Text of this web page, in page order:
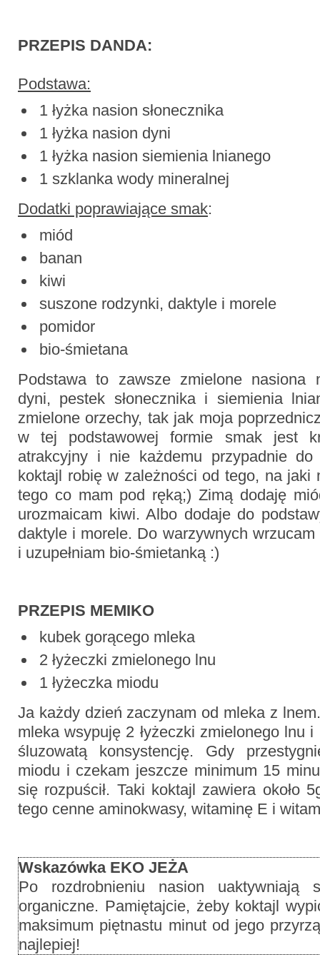
PRZEPIS DANDA:
Podstawa:
1 łyżka nasion słonecznika
1 łyżka nasion dyni
1 łyżka nasion siemienia lnianego
1 szklanka wody mineralnej
Dodatki poprawiające smak:
miód
banan
kiwi
suszone rodzynki, daktyle i morele
pomidor
bio-śmietana
Podstawa to zawsze zmielone nasiona
dyni, pestek słonecznika i siemienia
zmielone orzechy, tak jak moja
w tej podstawowej formie smak jest
atrakcyjny i nie każdemu przypadnie
koktajl robię w zależności od tego, na jaki
tego co mam pod ręką;) Zimą dodaję
urozmaicam kiwi. Albo dodaje do
daktyle i morele. Do warzywnych
i uzupełniam bio-śmietanką :)
PRZEPIS MEMIKO
kubek gorącego mleka
2 łyżeczki zmielonego lnu
1 łyżeczka miodu
Ja każdy dzień zaczynam od mleka z
mleka wsypuję 2 łyżeczki zmielonego lnu
śluzowatą konsystencję. Gdy
miodu i czekam jeszcze minimum 15
się rozpuścił. Taki koktajl zawiera około
tego cenne aminokwasy, witaminę E i
Wskazówka EKO JEŻA
Po rozdrobnieniu nasion uaktywniają
organiczne. Pamiętajcie, żeby koktajl
maksimum piętnastu minut od jego
najlepiej!